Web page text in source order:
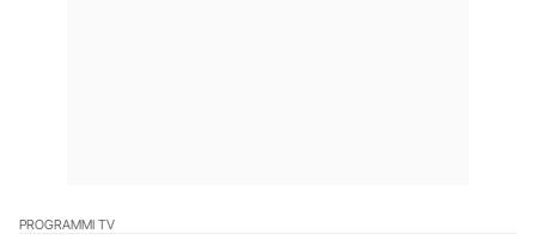
PROGRAMMI TV